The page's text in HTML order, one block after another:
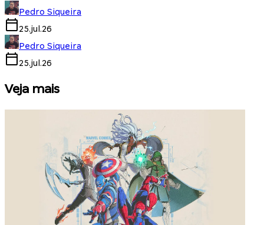
Pedro Siqueira
25.jul.26
Pedro Siqueira
25.jul.26
Veja mais